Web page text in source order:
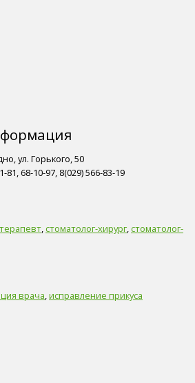
ул. Горького, 50
81, 68-10-97, 8(029) 566-83-19
,стоматолог-хирург,стоматолог-
врача,исправление прикуса